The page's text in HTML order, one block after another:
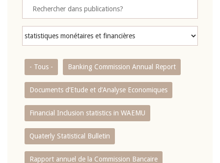
- Tous - Banking Commission Annual Report
Documents d’Etude et d’Analyse Economiques
Financial Inclusion statistics in WAEMU
Quaterly Statistical Bulletin
Rapport annuel de la Commission Bancaire